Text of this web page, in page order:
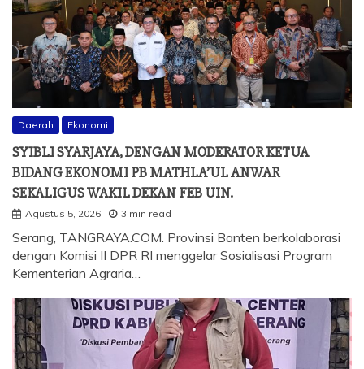
Daerah Ekonomi
SYIBLI SYARJAYA, DENGAN MODERATOR KETUA
BIDANG EKONOMI PB MATHLA’UL ANWAR
SEKALIGUS WAKIL DEKAN FEB UIN.
Agustus 5, 2026 3 min read
Serang, TANGRAYA.COM. Provinsi Banten berkolaborasi
dengan Komisi II DPR RI menggelar Sosialisasi Program
Kementerian Agraria…